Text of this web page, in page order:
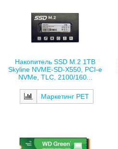
Накопитель SSD M.2 1TB
Skyline NVME-SD-X550, PCI-e
NVMe, TLC, 2100/160...
Маркетинг РЕТ